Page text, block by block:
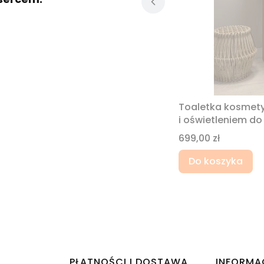
Toaletka
i oświetleniem
Cena
699,00 zł
Do koszyka